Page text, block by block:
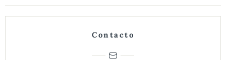
Contacto